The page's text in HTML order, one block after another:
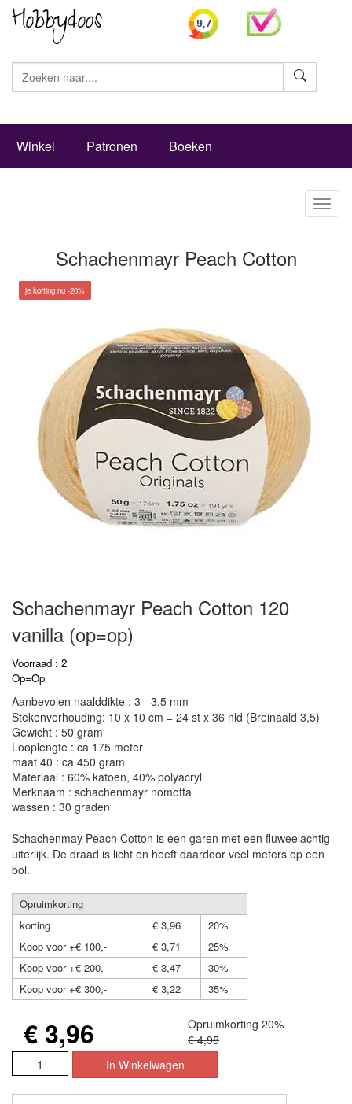
Winkel Patronen Boeken
Schachenmayr Peach Cotton
je korting nu -20%
Schachenmayr Peach Cotton 120
vanilla (op=op)
Voorraad : 2
Op=Op
Aanbevolen naalddikte : 3 - 3,5 mm
Stekenverhouding: 10 x 10 cm = 24 st x 36 nld (Breinaald 3,5)
Gewicht : 50 gram
Looplengte : ca 175 meter
maat 40 : ca 450 gram
Materiaal : 60% katoen, 40% polyacryl
Merknaam : schachenmayr nomotta
wassen : 30 graden
Schachenmay Peach Cotton is een garen met een fluweelachtig
uiterlijk. De draad is licht en heeft daardoor veel meters op een
bol.
Opruimkorting
korting
€ 3,96
20%
Koop voor +€ 100,-
€ 3,71
25%
Koop voor +€ 200,-
€ 3,47
30%
Koop voor +€ 300,-
€ 3,22 35%
€ 3,96
Opruimkorting 20%
€ 4,95